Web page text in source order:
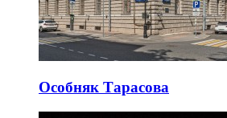
Особняк Тарасова